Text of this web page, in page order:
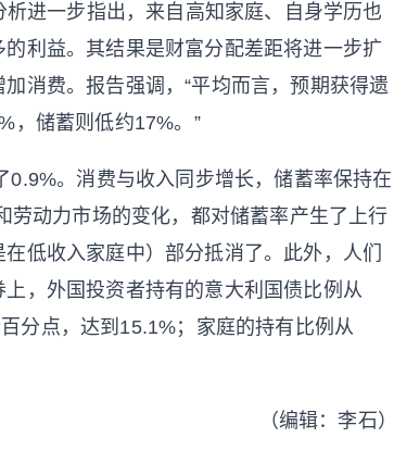
进一步指出，来自高知家庭、自身学历也
利益。其结果是财富分配差距将进一步扩
消费。报告强调，“平均而言，预期获得遗
，储蓄则低约17%。”
。消费与收入同步增长，储蓄率保持在
动力市场的变化，都对储蓄率产生了上行
低收入家庭中）部分抵消了。此外，人们
，外国投资者持有的意大利国债比例从
分点，达到15.1%；家庭的持有比例从
（编辑：李石）